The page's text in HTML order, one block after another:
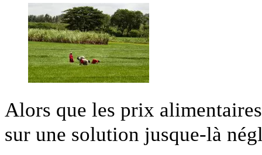
Alors que les prix
sur une solution jusque-là